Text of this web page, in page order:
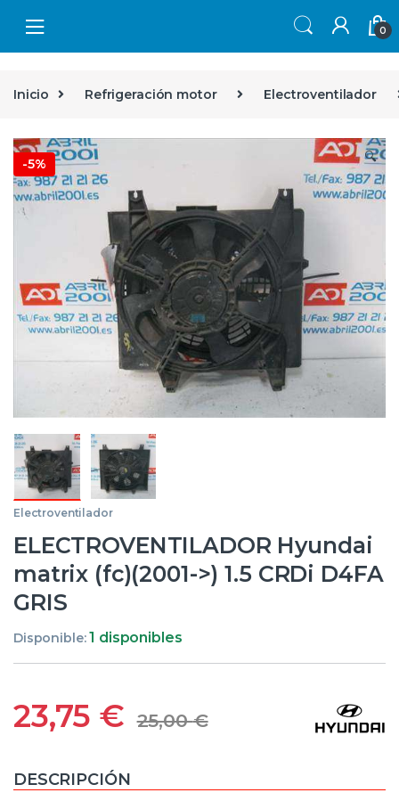
0
Inicio Refrigeración motor Electroventilador
-5% 🔍
Electroventilador
ELECTROVENTILADOR Hyundai
matrix (fc)(2001->) 1.5 CRDi D4FA
GRIS
Disponible:1 disponibles
23,75 € 25,00€
DESCRIPCIÓN